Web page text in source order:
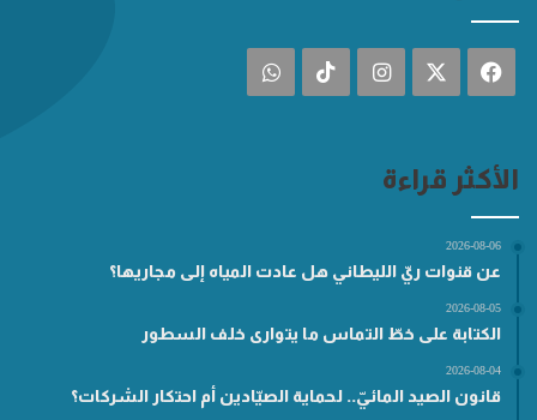
فيسبوك انستقرام ‫TikTokواتساب
الأكثر قراءة
2026-08-06
عن قنوات ريّ الليطاني هل عادت المياه إلى مجاريها؟
2026-08-05
الكتابة على خطّ التماس ما يتوارى خلف السطور
2026-08-04
قانون الصيد المائيّ.. لحماية الصيّادين أم احتكار الشركات؟